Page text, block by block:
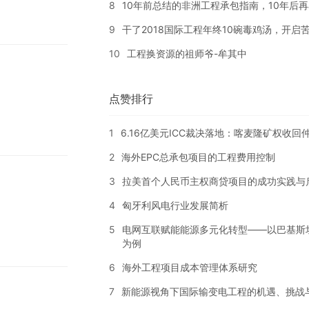
8 10年前总结的非洲工程承包指南，10年后
9 干了2018国际工程年终10碗毒鸡汤，开启
10 工程换资源的祖师爷-牟其中
点赞排行
1 6.16亿美元ICC裁决落地：喀麦隆矿权收回
2 海外EPC总承包项目的工程费用控制
3 拉美首个人民币主权商贷项目的成功实践与
4 匈牙利风电行业发展简析
5
电网互联赋能能源多元化转型——以巴基斯
为例
6 海外工程项目成本管理体系研究
7 新能源视角下国际输变电工程的机遇、挑战